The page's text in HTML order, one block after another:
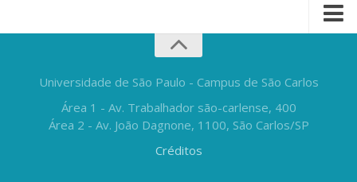
Universidade de São Paulo - Campus de São Carlos
Área 1 - Av. Trabalhador são-carlense, 400
Área 2 - Av. João Dagnone, 1100, São Carlos/SP
Créditos